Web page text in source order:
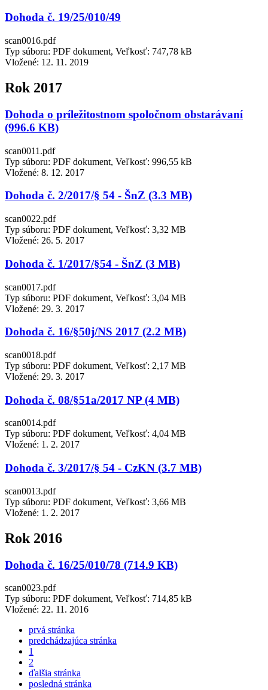
Dohoda č. 19/25/010/49
scan0016.pdf
Typ súboru: PDF dokument, Veľkosť: 747,78 kB
Vložené: 12. 11. 2019
Rok 2017
Dohoda o príležitostnom spoločnom obstarávaní
(996.6 KB)
scan0011.pdf
Typ súboru: PDF dokument, Veľkosť: 996,55 kB
Vložené: 8. 12. 2017
Dohoda č. 2/2017/§ 54 - ŠnZ (3.3 MB)
scan0022.pdf
Typ súboru: PDF dokument, Veľkosť: 3,32 MB
Vložené: 26. 5. 2017
Dohoda č. 1/2017/§54 - ŠnZ (3 MB)
scan0017.pdf
Typ súboru: PDF dokument, Veľkosť: 3,04 MB
Vložené: 29. 3. 2017
Dohoda č. 16/§50j/NS 2017 (2.2 MB)
scan0018.pdf
Typ súboru: PDF dokument, Veľkosť: 2,17 MB
Vložené: 29. 3. 2017
Dohoda č. 08/§51a/2017 NP (4 MB)
scan0014.pdf
Typ súboru: PDF dokument, Veľkosť: 4,04 MB
Vložené: 1. 2. 2017
Dohoda č. 3/2017/§ 54 - CzKN (3.7 MB)
scan0013.pdf
Typ súboru: PDF dokument, Veľkosť: 3,66 MB
Vložené: 1. 2. 2017
Rok 2016
Dohoda č. 16/25/010/78 (714.9 KB)
scan0023.pdf
Typ súboru: PDF dokument, Veľkosť: 714,85 kB
Vložené: 22. 11. 2016
prvá stránka
predchádzajúca stránka
1
2
ďalšia stránka
posledná stránka